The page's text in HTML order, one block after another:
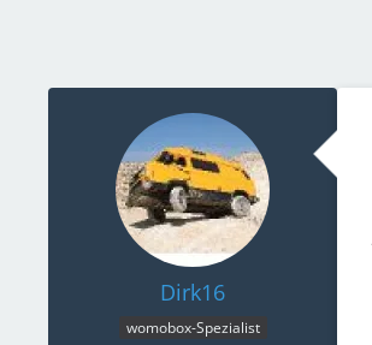
Dirk16
womobox-Spezialist